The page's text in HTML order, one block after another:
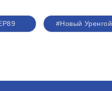
#Новый Уренгой